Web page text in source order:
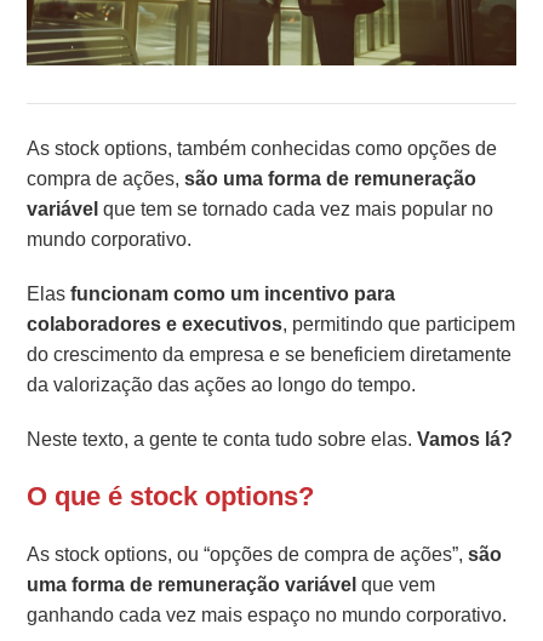
As stock options, também conhecidas como opções de
compra de ações, são uma forma de remuneração
variávelque tem se tornado cada vez mais popular no
mundo corporativo.
Elasfuncionam como um incentivo para
colaboradores e executivos, permitindo que participem
do crescimento da empresa e se beneficiem diretamente
da valorização das ações ao longo do tempo.
Neste texto, a gente te conta tudo sobre elas.Vamos lá?
O que é stock options?
As stock options, ou “opções de compra de ações”,são
uma forma de remuneração variávelque vem
ganhando cada vez mais espaço no mundo corporativo.